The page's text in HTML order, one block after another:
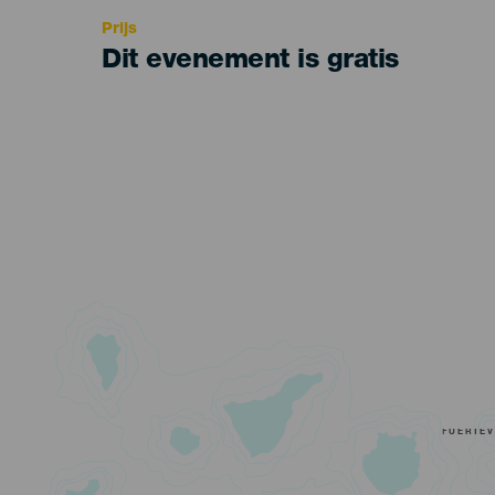
Prijs
Dit evenement is gratis